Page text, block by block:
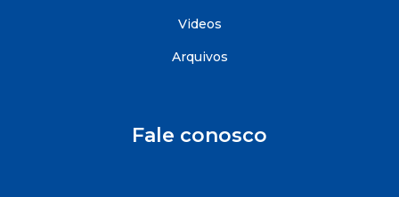
Videos
Arquivos
Fale conosco